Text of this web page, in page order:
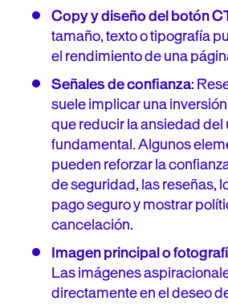
Copy y diseño del botón
tamaño, texto o tipografía
el rendimiento de una
Señales de confianza:
suele implicar una
que reducir la ansiedad del
fundamental. Algunos
pueden reforzar la
de seguridad, las reseñas,
pago seguro y mostrar
cancelación.
Imagen principal o
Las imágenes
directamente en el deseo